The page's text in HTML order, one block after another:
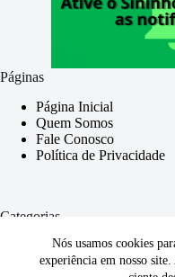
Nós usamos cookies
experiência em nosso
Páginas
Página Inicial
Quem Somos
Fale Conosco
Política de Privacidade
Categorias
Geral
Trabalhista